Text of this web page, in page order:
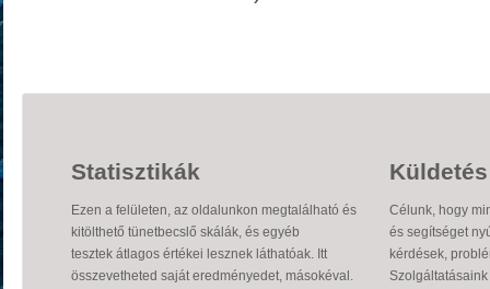
Statisztikák
Ezen a felületen, az oldalunkon megtalálható és
kitölthető tünetbecslő skálák, és egyéb
tesztek átlagos értékei lesznek láthatóak. Itt
összevetheted saját eredményedet, másokéval.
Küldetés
Célunk, hogy
és segítséget
kérdések,